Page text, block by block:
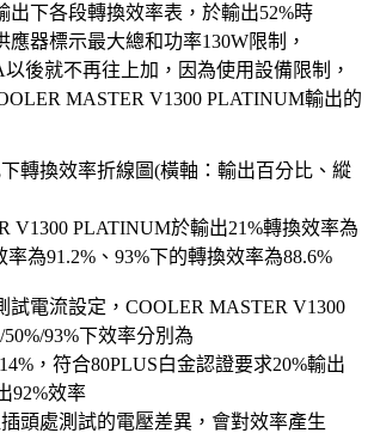
出下各段轉換效率表，於輸出52%時
應器標示最大總和功率130W限制，
後就不再往上加，因為使用設備限制，
MASTER V1300 PLATINUM輸出的
轉換效率折線圖(橫軸：輸出百分比、縱
V1300 PLATINUM於輸出21%轉換效率為
率為91.2%、93%下的轉換效率為88.6%
試電流設定，COOLER MASTER V1300
93%下效率分別為
，符合80PLUS白金認證要求20%輸出
92%效率
頭處測試的電壓差異，會對效率產生